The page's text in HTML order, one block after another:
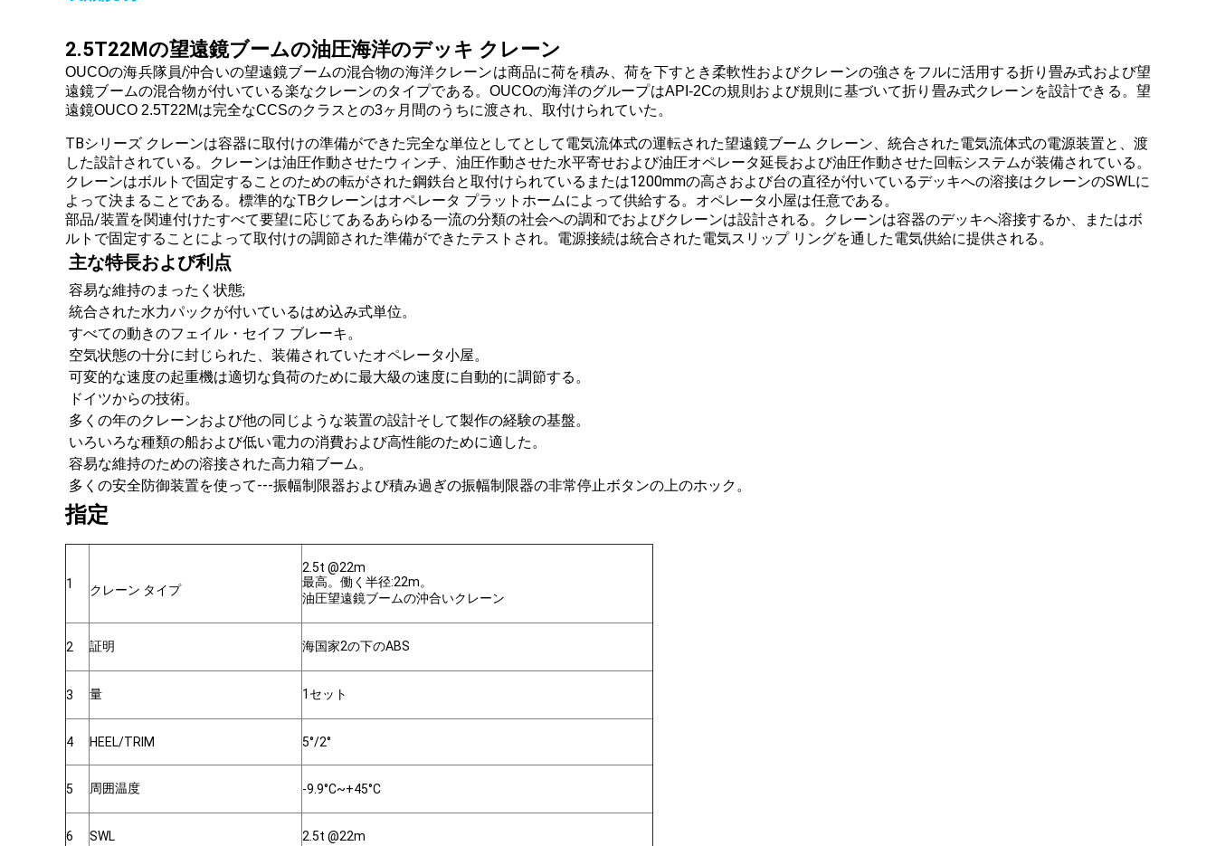
2.5T22Mの望遠鏡ブームの油圧海洋のデッキ クレーン
OUCOの海兵隊員/沖合いの望遠鏡ブームの混合物の海洋クレーンは商品に荷を積み、荷を下すとき柔軟性およびクレーンの強さをフルに活用する折り畳み式および望
遠鏡ブームの混合物が付いている楽なクレーンのタイプである。OUCOの海洋のグループはAPI-2Cの規則および規則に基づいて折り畳み式クレーンを設計できる。望
遠鏡OUCO 2.5T22Mは完全なCCSのクラスとの3ヶ月間のうちに渡され、取付けられていた。
TBシリーズ クレーンは容器に取付けの準備ができた完全な単位としてとして電気流体式の運転された望遠鏡ブーム クレーン、統合された電気流体式の電源装置と、渡
した設計されている。クレーンは油圧作動させたウィンチ、油圧作動させた水平寄せおよび油圧オペレータ延長および油圧作動させた回転システムが装備されている。
クレーンはボルトで固定することのための転がされた鋼鉄台と取付けられているまたは1200mmの高さおよび台の直径が付いているデッキへの溶接はクレーンのSWLに
よって決まることである。標準的なTBクレーンはオペレータ プラットホームによって供給する。オペレータ小屋は任意である。
部品/装置を関連付けたすべて要望に応じてあるあらゆる一流の分類の社会への調和でおよびクレーンは設計される。クレーンは容器のデッキへ溶接するか、またはボ
ルトで固定することによって取付けの調節された準備ができたテストされ。電源接続は統合された電気スリップ リングを通した電気供給に提供される。
主な特長および利点
容易な維持のまったく状態;
統合された水力パックが付いているはめ込み式単位。
すべての動きのフェイル・セイフ ブレーキ。
空気状態の十分に封じられた、装備されていたオペレータ小屋。
可変的な速度の起重機は適切な負荷のために最大級の速度に自動的に調節する。
ドイツからの技術。
多くの年のクレーンおよび他の同じような装置の設計そして製作の経験の基盤。
いろいろな種類の船および低い電力の消費および高性能のために適した。
容易な維持のための溶接された高力箱ブーム。
多くの安全防御装置を使って---振幅制限器および積み過ぎの振幅制限器の非常停止ボタンの上のホック。
指定
1 クレーン タイプ
2.5t @22m
最高。働く半径:22m。
油圧望遠鏡ブームの沖合いクレーン
2 証明 海国家2の下のABS
3 量 1セット
4 HEEL/TRIM 5°/2°
5 周囲温度 -9.9°C~+45°C
6 SWL 2.5t @22m